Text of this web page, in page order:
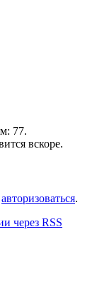
77.
вскоре.
авторизоваться.
через RSS